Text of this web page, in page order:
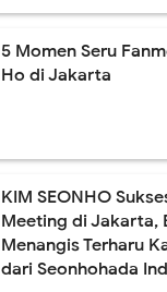
5 Momen Seru
Ho di Jakarta
KIM SEONHO
Meeting di Jakarta,
Menangis Terharu
dari Seonhohada